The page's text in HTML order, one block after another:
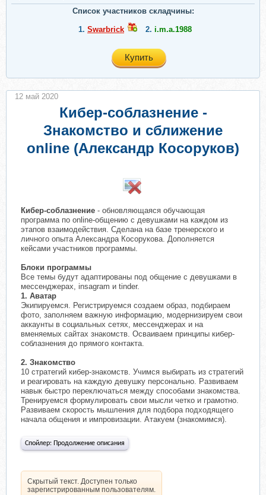
Список участников складчины:
1. Swarbrick 2. i.m.a.1988
Купить
Кибер-соблазнение -
Знакомство и сближение
online (Александр Косоруков)
Кибер-соблазнение - обновляющаяся обучающая
программа по online-общению с девушками на каждом из
этапов взаимодействия. Сделана на базе тренерского и
личного опыта Александра Косорукова. Дополняется
кейсами участников программы.
Блоки программы
Все темы будут адаптированы под общение с девушками в
мессенджерах, insagram и tinder.
1. Аватар
Экипируемся. Регистрируемся создаем образ, подбираем
фото, заполняем важную информацию, модернизируем свои
аккаунты в социальных сетях, мессенджерах и на
вменяемых сайтах знакомств. Осваиваем принципы кибер-
соблазнения до прямого контакта.
2. Знакомство
10 стратегий кибер-знакомств. Учимся выбирать из стратегий
и реагировать на каждую девушку персонально. Развиваем
навык быстро переключаться между способами знакомства.
Тренируемся формулировать свои мысли четко и грамотно.
Развиваем скорость мышления для подбора подходящего
начала общения и импровизации. Атакуем (знакомимся).
Спойлер: Продолжение описания
Скрытый текст. Доступен только
зарегистрированным пользователям.
12 май 2020